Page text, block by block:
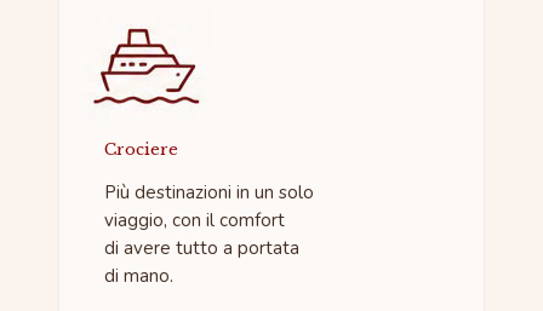
Crociere
Più destinazioni in un solo
viaggio, con il comfort
di avere tutto a portata
di mano.